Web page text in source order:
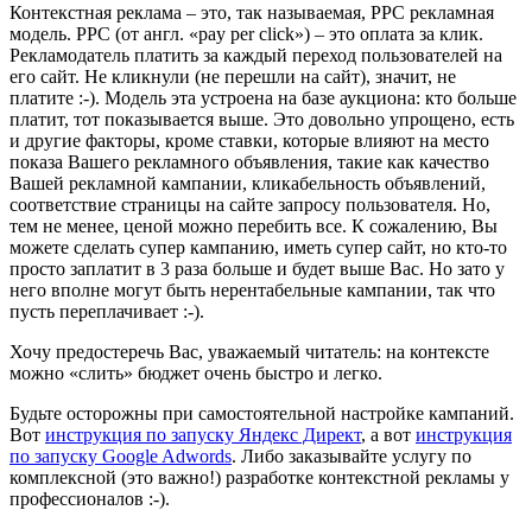
Контекстная реклама – это, так называемая, PPC рекламная
модель. PPC (от англ. «pay per click») – это оплата за клик.
Рекламодатель платить за каждый переход пользователей на
его сайт. Не кликнули (не перешли на сайт), значит, не
платите :-). Модель эта устроена на базе аукциона: кто больше
платит, тот показывается выше. Это довольно упрощено, есть
и другие факторы, кроме ставки, которые влияют на место
показа Вашего рекламного объявления, такие как качество
Вашей рекламной кампании, кликабельность объявлений,
соответствие страницы на сайте запросу пользователя. Но,
тем не менее, ценой можно перебить все. К сожалению, Вы
можете сделать супер кампанию, иметь супер сайт, но кто-то
просто заплатит в 3 раза больше и будет выше Вас. Но зато у
него вполне могут быть нерентабельные кампании, так что
пусть переплачивает :-).
Хочу предостеречь Вас, уважаемый читатель: на контексте
можно «слить» бюджет очень быстро и легко.
Будьте осторожны при самостоятельной настройке кампаний.
Вот инструкция по запуску Яндекс Директ, а вот инструкция
по запуску Google Adwords. Либо заказывайте услугу по
комплексной (это важно!) разработке контекстной рекламы у
профессионалов :-).